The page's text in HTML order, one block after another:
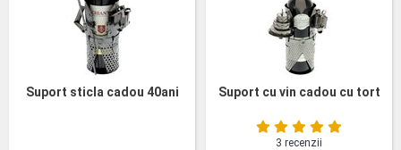
Suport sticla cadou 40ani Suport cu vin cadou cu tort
3 recenzii